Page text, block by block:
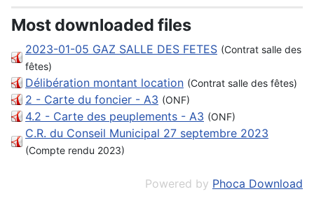
Most downloaded files
2023-01-05 GAZ SALLE DES FETES (Contrat salle des
fêtes)
Délibération montant location (Contrat salle des fêtes)
2 - Carte du foncier - A3 (ONF)
4.2 - Carte des peuplements - A3 (ONF)
C.R. du Conseil Municipal 27 septembre 2023
(Compte rendu 2023)
Powered by Phoca Download